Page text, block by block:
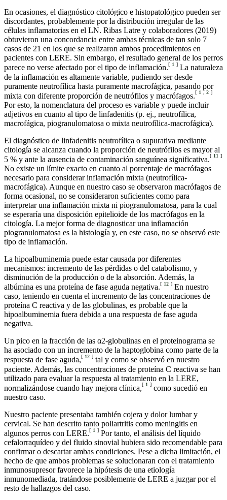
En ocasiones, el diagnóstico citológico e histopatológico pueden ser
discordantes, probablemente por la distribución irregular de las
células inflamatorias en el LN. Ribas Latre y colaboradores (2019)
obtuvieron una concordancia entre ambas técnicas de tan solo 7
casos de 21 en los que se realizaron ambos procedimientos en
pacientes con LERE. Sin embargo, el resultado general de los perros
parece no verse afectado por el tipo de inflamación.[ 1 ] La naturaleza
de la inflamación es altamente variable, pudiendo ser desde
puramente neutrofílica hasta puramente macrofágica, pasando por
mixta con diferente proporción de neutrófilos y macrófagos.[ 1 , 2 ]
Por esto, la nomenclatura del proceso es variable y puede incluir
adjetivos en cuanto al tipo de linfadenitis (p. ej., neutrofílica,
macrofágica, piogranulomatosa o mixta neutrofílica-macrofágica).
El diagnóstico de linfadenitis neutrofílica o supurativa mediante
citología se alcanza cuando la proporción de neutrófilos es mayor al
5 % y ante la ausencia de contaminación sanguínea significativa.[ 11 ]
No existe un límite exacto en cuanto al porcentaje de macrófagos
necesario para considerar inflamación mixta (neutrofílica-
macrofágica). Aunque en nuestro caso se observaron macrófagos de
forma ocasional, no se consideraron suficientes como para
interpretar una inflamación mixta ni piogranulomatosa, para la cual
se esperaría una disposición epitelioide de los macrófagos en la
citología. La mejor forma de diagnosticar una inflamación
piogranulomatosa es la histología y, en este caso, no se observó este
tipo de inflamación.
La hipoalbuminemia puede estar causada por diferentes
mecanismos: incremento de las pérdidas o del catabolismo, y
disminución de la producción o de la absorción. Además, la
albúmina es una proteína de fase aguda negativa.[ 12 ] En nuestro
caso, teniendo en cuenta el incremento de las concentraciones de
proteína C reactiva y de las globulinas, es probable que la
hipoalbuminemia fuera debida a una respuesta de fase aguda
negativa.
Un pico en la fracción de las α2-globulinas en el proteinograma se
ha asociado con un incremento de la haptoglobina como parte de la
respuesta de fase aguda,[ 12 ] tal y como se observó en nuestro
paciente. Además, las concentraciones de proteína C reactiva se han
utilizado para evaluar la respuesta al tratamiento en la LERE,
normalizándose cuando hay mejora clínica,[ 1 ] como sucedió en
nuestro caso.
Nuestro paciente presentaba también cojera y dolor lumbar y
cervical. Se han descrito tanto poliartritis como meningitis en
algunos perros con LERE.[ 1 ] Por tanto, el análisis del líquido
cefalorraquídeo y del fluido sinovial hubiera sido recomendable para
confirmar o descartar ambas condiciones. Pese a dicha limitación, el
hecho de que ambos problemas se solucionaran con el tratamiento
inmunosupresor favorece la hipótesis de una etiología
inmunomediada, tratándose posiblemente de LERE a juzgar por el
resto de hallazgos del caso.